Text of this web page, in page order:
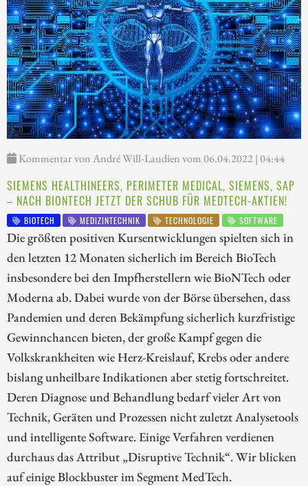
Kommentar von André Will-Laudien vom 06.04.2022 | 04:44
SIEMENS HEALTHINEERS, PERIMETER MEDICAL, SIEMENS, SAP
– NACH BIONTECH JETZT DER SCHUB FÜR MEDTECH-AKTIEN!
BIOTECH MEDIZINTECHNIK TECHNOLOGIE SOFTWARE
Die größten positiven Kursentwicklungen spielten sich in
den letzten 12 Monaten sicherlich im Bereich BioTech
insbesondere bei den Impfherstellern wie BioNTech oder
Moderna ab. Dabei wurde von der Börse übersehen, dass
Pandemien und deren Bekämpfung sicherlich kurzfristige
Gewinnchancen bieten, der große Kampf gegen die
Volkskrankheiten wie Herz-Kreislauf, Krebs oder andere
bislang unheilbare Indikationen aber stetig fortschreitet.
Deren Diagnose und Behandlung bedarf vieler Art von
Technik, Geräten und Prozessen nicht zuletzt Analysetools
und intelligente Software. Einige Verfahren verdienen
durchaus das Attribut „Disruptive Technik“. Wir blicken
auf einige Blockbuster im Segment MedTech.